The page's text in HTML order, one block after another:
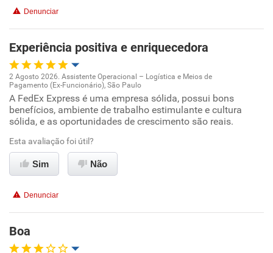
Recomenda esta empresa
Recomenda a diretoria
Denunciar
Experiência positiva e enriquecedora
Oportunidade de promoção
Ambiente de trabalho
Conciliação com a vida familiar
Recomenda esta empresa
2 Agosto 2026. Assistente Operacional – Logística e Meios de
Pagamento (Ex-Funcionário), São Paulo
A FedEx Express é uma empresa sólida, possui bons
benefícios, ambiente de trabalho estimulante e cultura
sólida, e as oportunidades de crescimento são reais.
Esta avaliação foi útil?
Sim Não
Denunciar
Boa